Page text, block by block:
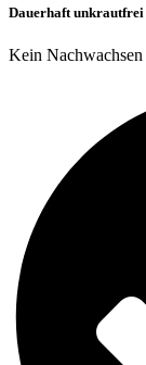
Dauerhaft unkrautfrei
Kein